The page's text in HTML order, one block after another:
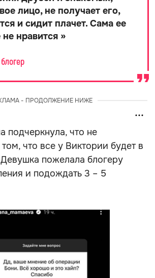
лицо, не получает его,
и сидит плачет. Сама ее
нравится »
- ПРОДОЛЖЕНИЕ НИЖЕ
подчеркнула, что не
что все у Виктории будет в
пожелала блогеру
и подождать 3 – 5